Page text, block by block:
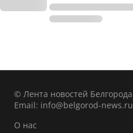
© Лента новостей Белгорода
Email: info@belgorod-news.ru
О нас